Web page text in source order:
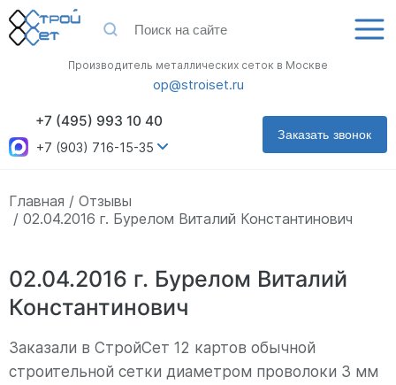
Заказать звонок
+7 (495) 993 10 40
+7 (903) 716-15-35
Производитель металлических сеток в Москве
op@stroiset.ru
Главная
Отзывы
02.04.2016 г. Бурелом Виталий Константинович
02.04.2016 г. Бурелом Виталий
Константинович
Заказали в СтройСет 12 картов обычной
строительной сетки диаметром проволоки 3 мм